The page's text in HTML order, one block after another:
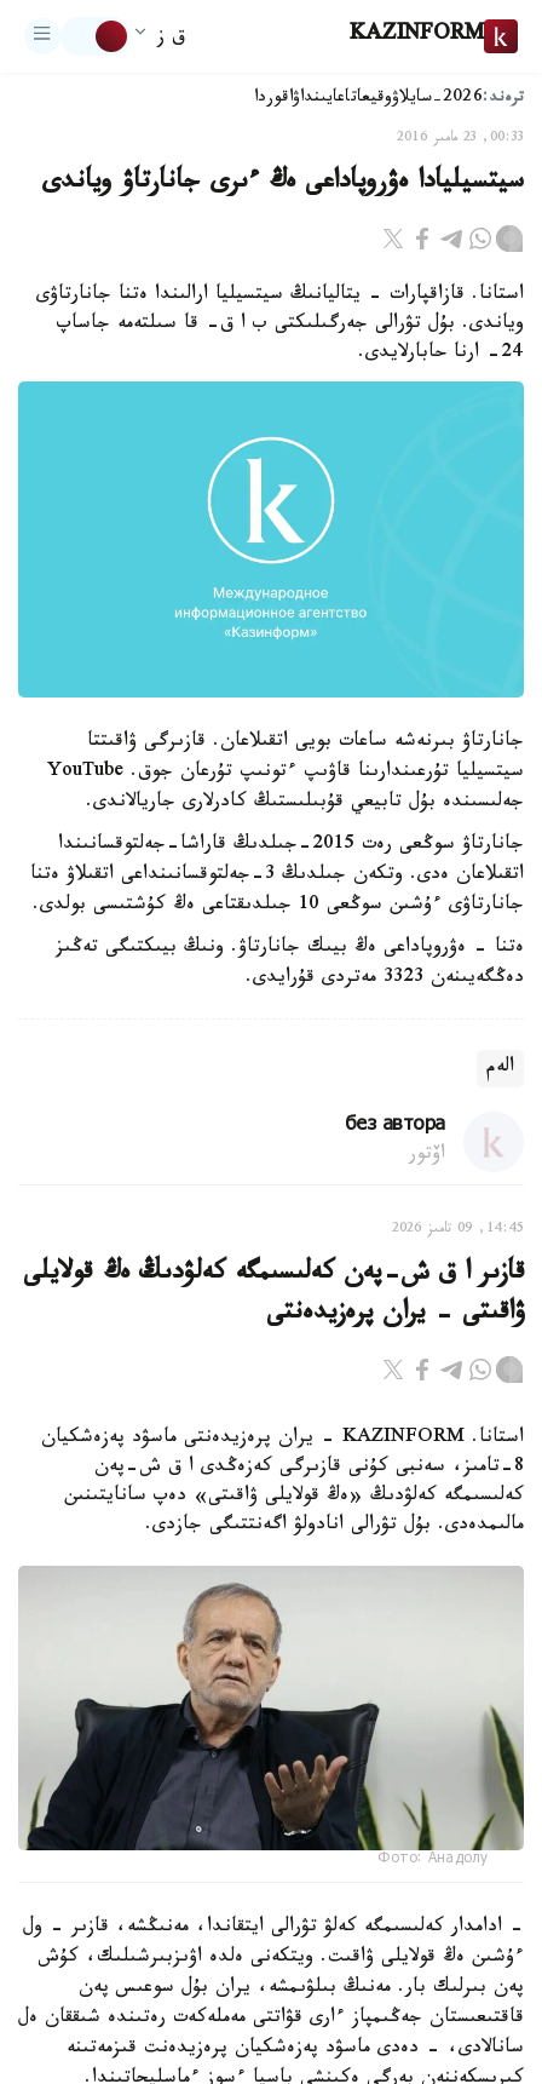
KAZINFORM ق ز
ترەند:2026-سايلاۋ وقيعاتاعايىنداۋاقوردا
00:33, 23 مامىر 2016
سيتسيليادا ەۋروپاداعى ەڭ ءىرى جانارتاۋ وياندى
استانا. قازاقپارات - يتاليانىڭ سيتسيليا ارالىندا ەتنا جانارتاۋى
وياندى. بۇل تۋرالى جەرگىلىكتى ب ا ق- قا سىلتەمە جاساپ
24- ارنا حابارلايدى.
جانارتاۋ بىرنەشە ساعات بويى اتقىلاعان. قازىرگى ۋاقىتتا
سيتسيليا تۇرعىندارىنا قاۋىپ ءتونىپ تۇرعان جوق. YouTube
جەلىسىندە بۇل تابيعي قۇبىلىستىڭ كادرلارى جاريالاندى.
جانارتاۋ سوڭعى رەت 2015-جىلدىڭ قاراشا-جەلتوقسانىندا
اتقىلاعان ەدى. وتكەن جىلدىڭ 3-جەلتوقسانىنداعى اتقىلاۋ ەتنا
جانارتاۋى ءۇشىن سوڭعى 10 جىلدىقتاعى ەڭ كۇشتىسى بولدى.
ەتنا - ەۋروپاداعى ەڭ بيىك جانارتاۋ. ونىڭ بيىكتىگى تەڭىز
دەڭگەيىنەن 3323 مەتردى قۇرايدى.
الەم
без автора
اۆتور
14:45, 09 تامىز 2026
قازىر ا ق ش-پەن كەلىسىمگە كەلۋدىڭ ەڭ قولايلى
ۋاقىتى - يران پرەزيدەنتى
استانا. KAZINFORM - يران پرەزيدەنتى ماسۋد پەزەشكيان
8-تامىز، سەنبى كۇنى قازىرگى كەزەڭدى ا ق ش-پەن
كەلىسىمگە كەلۋدىڭ «ەڭ قولايلى ۋاقىتى» دەپ سانايتىنىن
مالىمدەدى. بۇل تۋرالى انادولۋ اگەنتتىگى جازدى.
Фото: Анадолу
- ادامدار كەلىسىمگە كەلۋ تۋرالى ايتقاندا، مەنىڭشە، قازىر - ول
ءۇشىن ەڭ قولايلى ۋاقىت. ويتكەنى ەلدە اۋىزبىرشىلىك، كۇش
پەن بىرلىك بار. مەنىڭ بىلۋىمشە، يران بۇل سوعىس پەن
قاقتىعىستان جەڭىمپاز ءارى قۋاتتى مەملەكەت رەتىندە شىققان ەل
سانالادى، - دەدى ماسۋد پەزەشكيان پرەزيدەنت قىزمەتىنە